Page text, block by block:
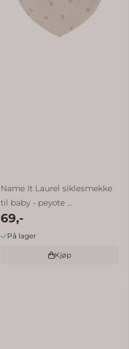
Name It Laurel siklesmekke
til baby - peyote ...
69,-
På lager
Kjøp